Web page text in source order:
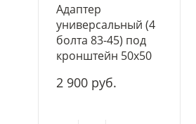
Адаптер
универсальный (4
болта 83-45) под
кронштейн 50х50
2 900 руб.